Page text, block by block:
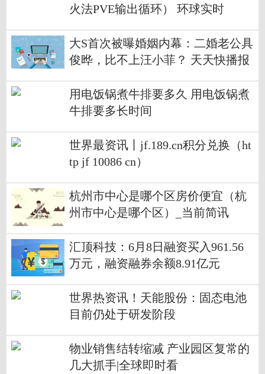
火法PVE输出循环） 环球实时
大S首次被曝婚姻内幕：二婚老公具
俊晔，比不上汪小菲？ 天天快播报
用电饭锅煮牛排要多久 用电饭锅煮
牛排要多长时间
世界最资讯丨jf.189.cn积分兑换（ht
tp jf 10086 cn）
杭州市中心是哪个区房价便宜（杭
州市中心是哪个区）_当前简讯
汇顶科技：6月8日融资买入961.56
万元，融资融券余额8.91亿元
世界热资讯！天能股份：固态电池
目前仍处于研发阶段
物业销售结转缩减 产业园区复常的
几大抓手|全球即时看